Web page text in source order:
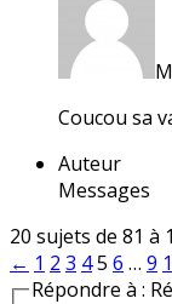
Coucou sa
Auteur
Messages
20 sujets de 81 à
← 1 2 3 45 6 … 9
Répondre à :